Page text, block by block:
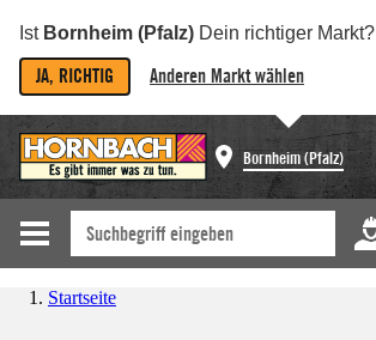
Ist Bornheim (Pfalz) Dein richtiger Markt?
JA, RICHTIG Anderen Markt wählen
Bornheim (Pfalz)
Startseite